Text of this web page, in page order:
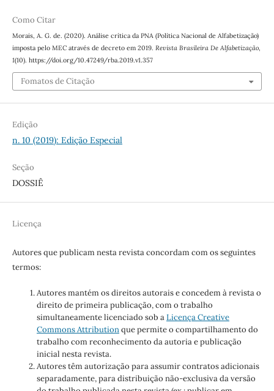
Como Citar
Morais, A. G. de. (2020). Análise crítica da PNA (Política Nacional de Alfabetização)
imposta pelo MEC através de decreto em 2019. Revista Brasileira De Alfabetização,
1(10). https://doi.org/10.47249/rba.2019.v1.357
Fomatos de Citação
Edição
n. 10 (2019): Edição Especial
Seção
DOSSIÊ
Licença
Autores que publicam nesta revista concordam com os seguintes
termos:
Autores mantém os direitos autorais e concedem à revista o
direito de primeira publicação, com o trabalho
simultaneamente licenciado sob aLicença Creative
Commons Attributionque permite o compartilhamento do
trabalho com reconhecimento da autoria e publicação
inicial nesta revista.
Autores têm autorização para assumir contratos adicionais
separadamente, para distribuição não-exclusiva da versão